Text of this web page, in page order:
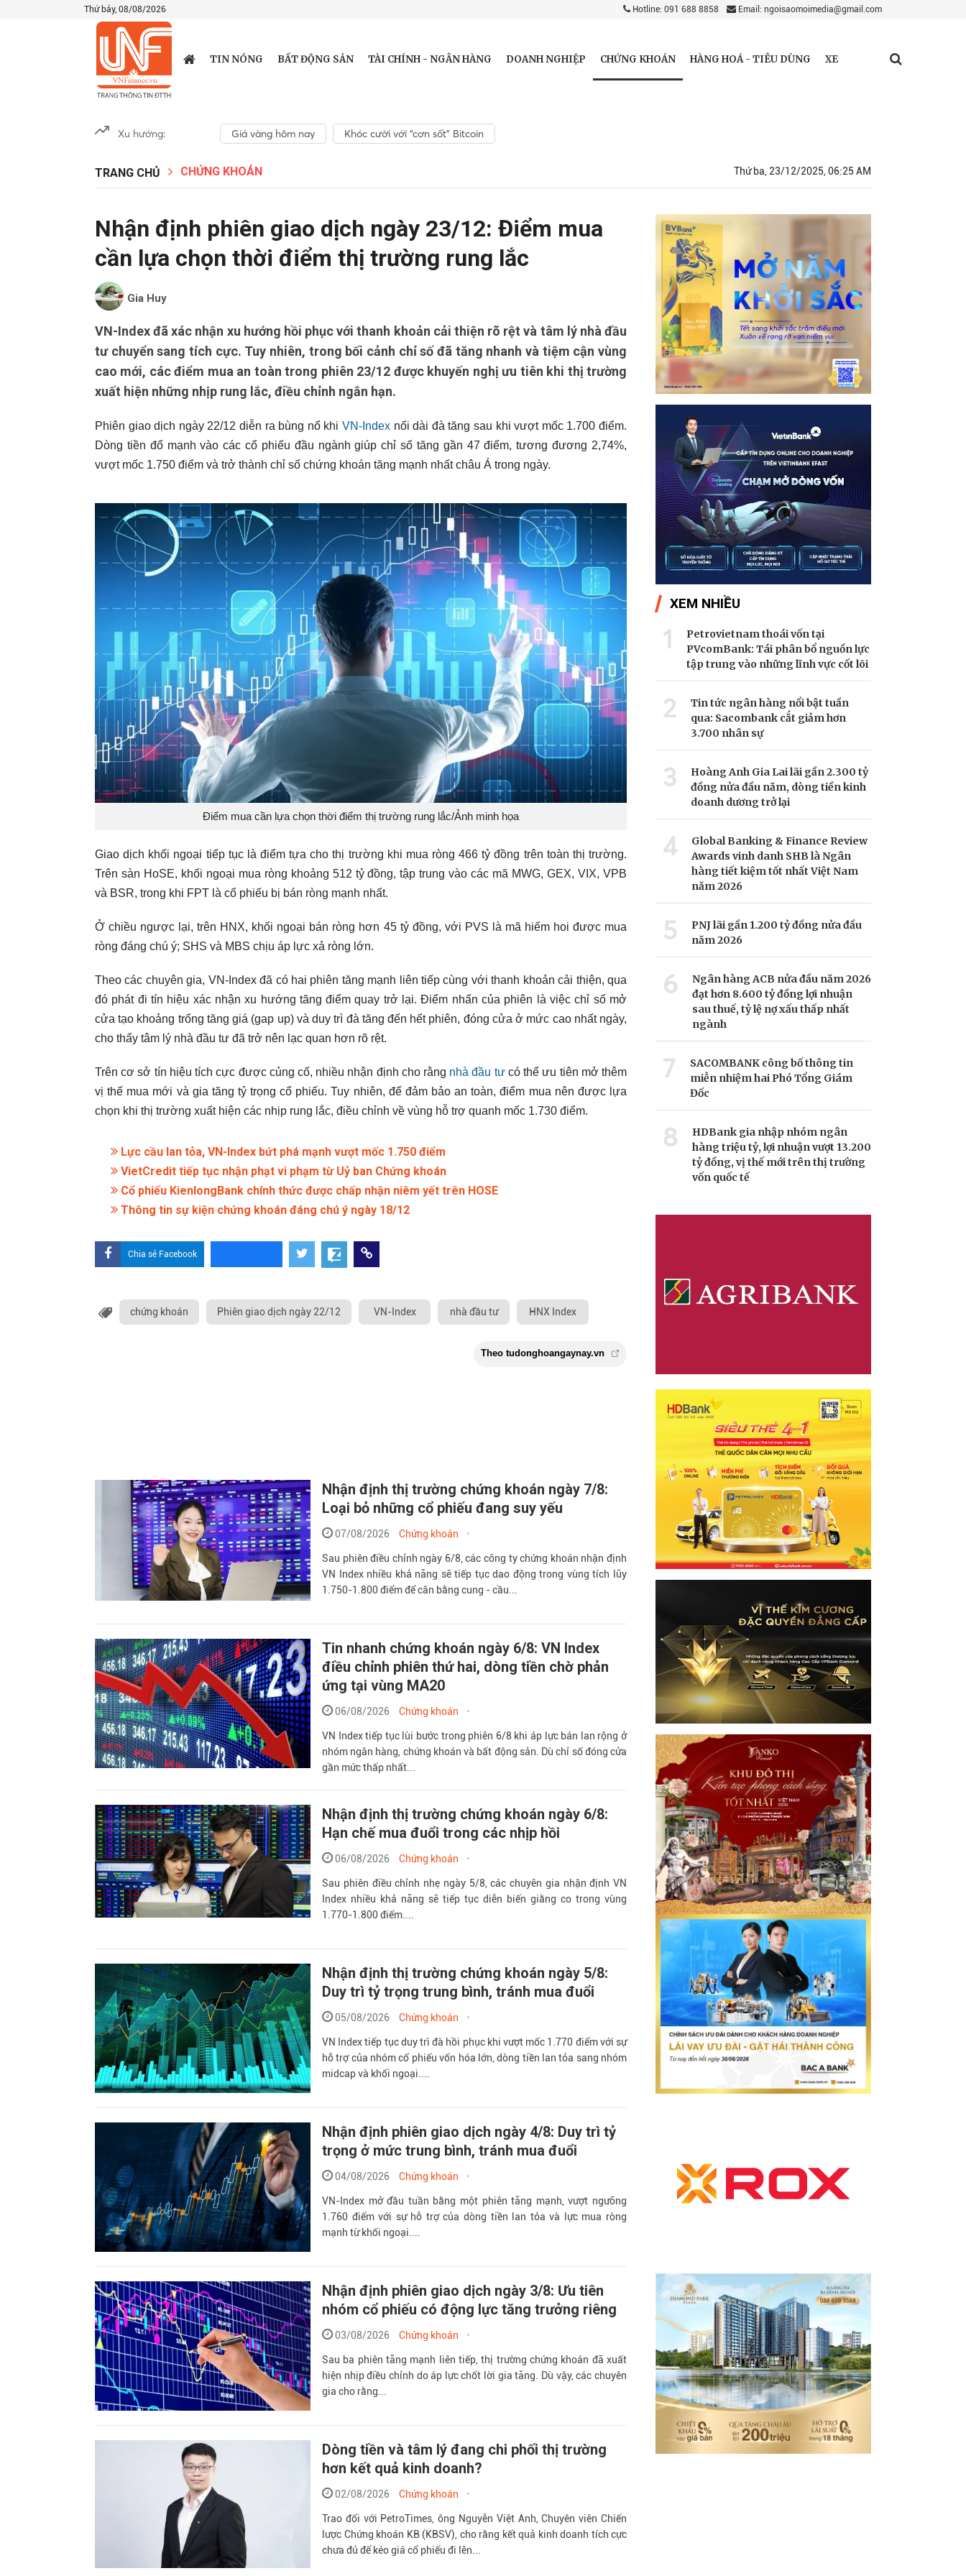
Thứ bảy, 08/08/2026 Hotline: 091 688 8858 Email: ngoisaomoimedia@gmail.com
TIN NÓNG BẤT ĐỘNG SẢN TÀI CHÍNH - NGÂN HÀNG DOANH NGHIỆP CHỨNG KHOÁN HÀNG HOÁ - TIÊU DÙNG XE
Xu hướng: Giá vàng hôm nay Khóc cười với “cơn sốt” Bitcoin
TRANG CHỦ CHỨNG KHOÁN Thứ ba, 23/12/2025, 06:25 AM
Nhận định phiên giao dịch ngày 23/12: Điểm mua
cần lựa chọn thời điểm thị trường rung lắc
Gia Huy
VN-Index đã xác nhận xu hướng hồi phục với thanh khoản cải thiện rõ rệt và tâm lý nhà đầu
tư chuyển sang tích cực. Tuy nhiên, trong bối cảnh chỉ số đã tăng nhanh và tiệm cận vùng
cao mới, các điểm mua an toàn trong phiên 23/12 được khuyến nghị ưu tiên khi thị trường
xuất hiện những nhịp rung lắc, điều chỉnh ngắn hạn.
Phiên giao dịch ngày 22/12 diễn ra bùng nổ khi VN-Index nối dài đà tăng sau khi vượt mốc 1.700 điểm.
Dòng tiền đổ mạnh vào các cổ phiếu đầu ngành giúp chỉ số tăng gần 47 điểm, tương đương 2,74%,
vượt mốc 1.750 điểm và trở thành chỉ số chứng khoán tăng mạnh nhất châu Á trong ngày.
Điểm mua cần lựa chọn thời điểm thị trường rung lắc/Ảnh minh họa
Giao dịch khối ngoại tiếp tục là điểm tựa cho thị trường khi mua ròng 466 tỷ đồng trên toàn thị trường.
Trên sàn HoSE, khối ngoại mua ròng khoảng 512 tỷ đồng, tập trung vào các mã MWG, GEX, VIX, VPB
và BSR, trong khi FPT là cổ phiếu bị bán ròng mạnh nhất.
Ở chiều ngược lại, trên HNX, khối ngoại bán ròng hơn 45 tỷ đồng, với PVS là mã hiếm hoi được mua
ròng đáng chú ý; SHS và MBS chịu áp lực xả ròng lớn.
Theo các chuyên gia, VN-Index đã có hai phiên tăng mạnh liên tiếp cùng với thanh khoản cải thiện, qua
đó phát đi tín hiệu xác nhận xu hướng tăng điểm quay trở lại. Điểm nhấn của phiên là việc chỉ số mở
cửa tạo khoảng trống tăng giá (gap up) và duy trì đà tăng đến hết phiên, đóng cửa ở mức cao nhất ngày,
cho thấy tâm lý nhà đầu tư đã trở nên lạc quan hơn rõ rệt.
Trên cơ sở tín hiệu tích cực được củng cố, nhiều nhận định cho rằng nhà đầu tưcó thể ưu tiên mở thêm
vị thế mua mới và gia tăng tỷ trọng cổ phiếu. Tuy nhiên, để đảm bảo an toàn, điểm mua nên được lựa
chọn khi thị trường xuất hiện các nhịp rung lắc, điều chỉnh về vùng hỗ trợ quanh mốc 1.730 điểm.
Lực cầu lan tỏa, VN-Index bứt phá mạnh vượt mốc 1.750 điểm
VietCredit tiếp tục nhận phạt vi phạm từ Uỷ ban Chứng khoán
Cổ phiếu KienlongBank chính thức được chấp nhận niêm yết trên HOSE
Thông tin sự kiện chứng khoán đáng chú ý ngày 18/12
Chia sẻ Facebook
chứng khoán Phiên giao dịch ngày 22/12 VN-Index nhà đầu tư HNX Index
Theo tudonghoangaynay.vn
Nhận định thị trường chứng khoán ngày 7/8:
Loại bỏ những cổ phiếu đang suy yếu
07/08/2026 Chứng khoán
Sau phiên điều chỉnh ngày 6/8, các công ty chứng khoán nhận định
VN Index nhiều khả năng sẽ tiếp tục dao động trong vùng tích lũy
1.750-1.800 điểm để cân bằng cung - cầu...
Tin nhanh chứng khoán ngày 6/8: VN Index
điều chỉnh phiên thứ hai, dòng tiền chờ phản
ứng tại vùng MA20
06/08/2026 Chứng khoán
VN Index tiếp tục lùi bước trong phiên 6/8 khi áp lực bán lan rộng ở
nhóm ngân hàng, chứng khoán và bất động sản. Dù chỉ số đóng cửa
gần mức thấp nhất...
Nhận định thị trường chứng khoán ngày 6/8:
Hạn chế mua đuổi trong các nhịp hồi
06/08/2026 Chứng khoán
Sau phiên điều chỉnh nhẹ ngày 5/8, các chuyên gia nhận định VN
Index nhiều khả năng sẽ tiếp tục diễn biến giằng co trong vùng
1.770-1.800 điểm....
Nhận định thị trường chứng khoán ngày 5/8:
Duy trì tỷ trọng trung bình, tránh mua đuổi
05/08/2026 Chứng khoán
VN Index tiếp tục duy trì đà hồi phục khi vượt mốc 1.770 điểm với sự
hỗ trợ của nhóm cổ phiếu vốn hóa lớn, dòng tiền lan tỏa sang nhóm
midcap và khối ngoại....
Nhận định phiên giao dịch ngày 4/8: Duy trì tỷ
trọng ở mức trung bình, tránh mua đuổi
04/08/2026 Chứng khoán
VN-Index mở đầu tuần bằng một phiên tăng mạnh, vượt ngưỡng
1.760 điểm với sự hỗ trợ của dòng tiền lan tỏa và lực mua ròng
mạnh từ khối ngoại....
Nhận định phiên giao dịch ngày 3/8: Ưu tiên
nhóm cổ phiếu có động lực tăng trưởng riêng
03/08/2026 Chứng khoán
Sau ba phiên tăng mạnh liên tiếp, thị trường chứng khoán đã xuất
hiện nhịp điều chỉnh do áp lực chốt lời gia tăng. Dù vậy, các chuyên
gia cho rằng...
Dòng tiền và tâm lý đang chi phối thị trường
hơn kết quả kinh doanh?
02/08/2026 Chứng khoán
Trao đổi với PetroTimes, ông Nguyễn Việt Anh, Chuyên viên Chiến
lược Chứng khoán KB (KBSV), cho rằng kết quả kinh doanh tích cực
chưa đủ để kéo giá cổ phiếu đi lên...
XEM NHIỀU
1
Petrovietnam thoái vốn tại
PVcomBank: Tái phân bổ nguồn lực
tập trung vào những lĩnh vực cốt lõi
2
Tin tức ngân hàng nổi bật tuần
qua: Sacombank cắt giảm hơn
3.700 nhân sự
3
Hoàng Anh Gia Lai lãi gần 2.300 tỷ
đồng nửa đầu năm, dòng tiền kinh
doanh dương trở lại
4
Global Banking & Finance Review
Awards vinh danh SHB là Ngân
hàng tiết kiệm tốt nhất Việt Nam
năm 2026
5
PNJ lãi gần 1.200 tỷ đồng nửa đầu
năm 2026
6
Ngân hàng ACB nửa đầu năm 2026
đạt hơn 8.600 tỷ đồng lợi nhuận
sau thuế, tỷ lệ nợ xấu thấp nhất
ngành
7
SACOMBANK công bố thông tin
miễn nhiệm hai Phó Tổng Giám
Đốc
8
HDBank gia nhập nhóm ngân
hàng triệu tỷ, lợi nhuận vượt 13.200
tỷ đồng, vị thế mới trên thị trường
vốn quốc tế